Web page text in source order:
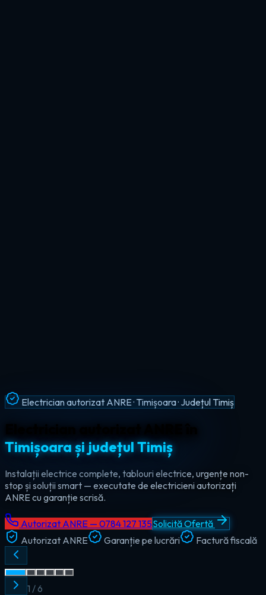
Intervenții Non-Stop · Urgențe Electrice · Timiș
Urgențe electrice non-stop în
județul Timiș
Ajungem la tine în maxim 60 de minute, oricând — ziua sau
noaptea. Electrician de urgență autorizat pentru Timișoara,
Lugoj, Deta și toate localitățile din Timiș.
Autorizat ANRE — 0784 127 135Solicită Ofertă
Autorizat ANRE
Garanție pe lucrări Factură fiscală
2 /6